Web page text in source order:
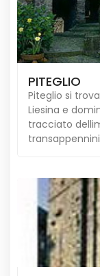
PITEGLIO
Piteglio si
Liesina e
tracciato